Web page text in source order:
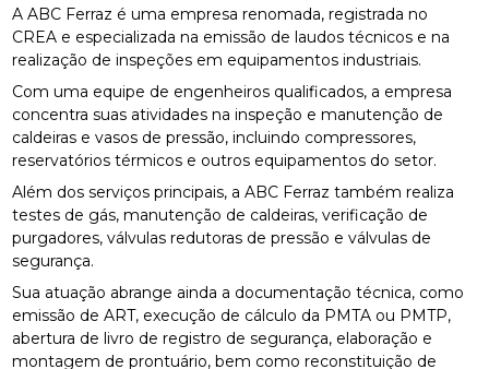
A ABC Ferraz é uma empresa renomada, registrada no
CREA e especializada na emissão de laudos técnicos e na
realização de inspeções em equipamentos industriais.
Com uma equipe de engenheiros qualificados, a empresa
concentra suas atividades na inspeção e manutenção de
caldeiras e vasos de pressão, incluindo compressores,
reservatórios térmicos e outros equipamentos do setor.
Além dos serviços principais, a ABC Ferraz também realiza
testes de gás, manutenção de caldeiras, verificação de
purgadores, válvulas redutoras de pressão e válvulas de
segurança.
Sua atuação abrange ainda a documentação técnica, como
emissão de ART, execução de cálculo da PMTA ou PMTP,
abertura de livro de registro de segurança, elaboração e
montagem de prontuário, bem como reconstituição de